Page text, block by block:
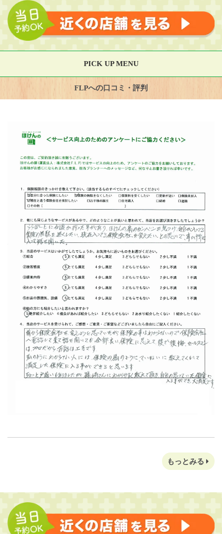
PICK UP MENU
FLPへの口コミ・評判
もっとみる